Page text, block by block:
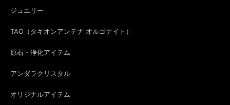
ジュエリー
TAO（タキオンアンテナ オルゴナイト）
原石・浄化アイテム
アンダラクリスタル
オリジナルアイテム